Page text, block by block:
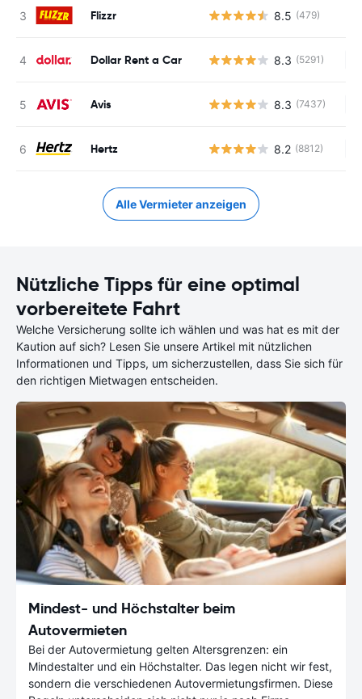
Flizzr 8.5 (479)
Dollar Rent a Car 8.3 (5291)
Avis 8.3 (7437)
Hertz 8.2 (8812)
Alle Vermieter anzeigen
Nützliche Tipps für eine optimal
vorbereitete Fahrt
Welche Versicherung sollte ich wählen und was hat es mit der
Kaution auf sich? Lesen Sie unsere Artikel mit nützlichen
Informationen und Tipps, um sicherzustellen, dass Sie sich für
den richtigen Mietwagen entscheiden.
Mindest- und Höchstalter beim
Autovermieten
Bei der Autovermietung gelten Altersgrenzen: ein
Mindestalter und ein Höchstalter. Das legen nicht wir fest,
sondern die verschiedenen Autovermietungsfirmen. Diese